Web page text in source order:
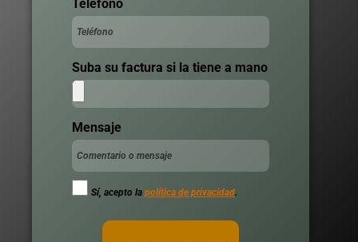
Teléfono
Suba su factura si la tiene a mano
Mensaje
Sí, acepto la política de privacidad.